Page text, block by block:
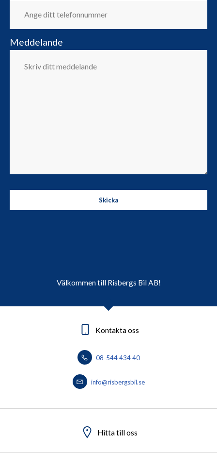
Meddelande
Skicka
Välkommen till Risbergs Bil AB!
Kontakta oss
08-544 434 40
info@risbergsbil.se
Hitta till oss